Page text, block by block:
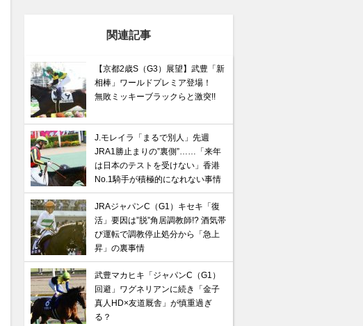
関連記事
【京都2歳S（G3）展望】武豊「新
相棒」ワールドプレミア登場！
無敗ミッキーブラックらと激突!!
J.モレイラ「まるで別人」先週
JRA1勝止まりの”裏側”……「来年
は日本のテストを受けない」香港
No.1騎手が積極的になれない事情
JRAジャパンC（G1）キセキ「復
活」要因は”脱”角居調教師!? 酒気帯
び運転で調教停止処分から「急上
昇」の裏事情
武豊マカヒキ「ジャパンC（G1）
回避」ワグネリアンに続き「金子
真人HD×友道厩舎」が慎重過ぎ
る？